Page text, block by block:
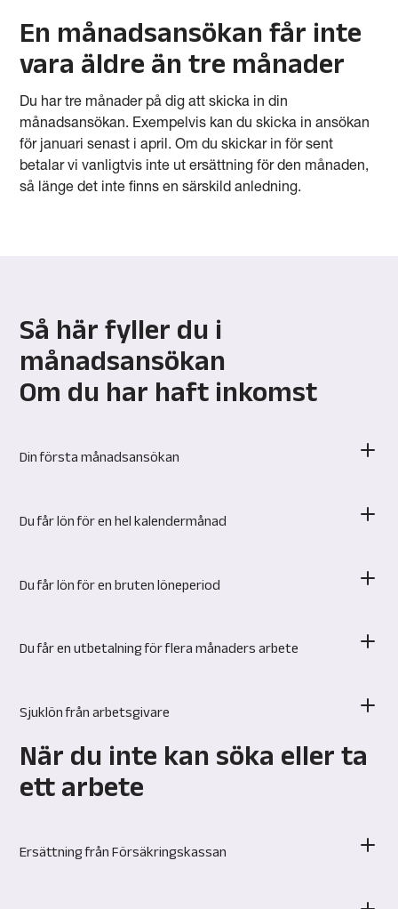
En månadsansökan får inte
vara äldre än tre månader
Du har tre månader på dig att skicka in din
månadsansökan. Exempelvis kan du skicka in ansökan
för januari senast i april. Om du skickar in för sent
betalar vi vanligtvis inte ut ersättning för den månaden,
så länge det inte finns en särskild anledning.
Så här fyller du i
månadsansökan
Om du har haft inkomst
Din första månadsansökan
Du får lön för en hel kalendermånad
Du får lön för en bruten löneperiod
Du får en utbetalning för flera månaders arbete
Sjuklön från arbetsgivare
När du inte kan söka eller ta
ett arbete
Ersättning från Försäkringskassan